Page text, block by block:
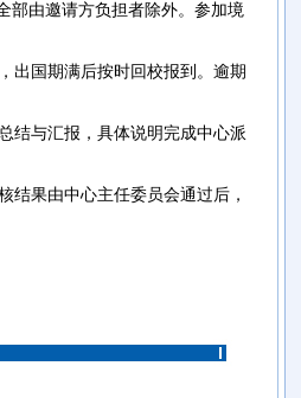
部由邀请方负担者除外。参加境
出国期满后按时回校报到。逾期
结与汇报，具体说明完成中心派
结果由中心主任委员会通过后，